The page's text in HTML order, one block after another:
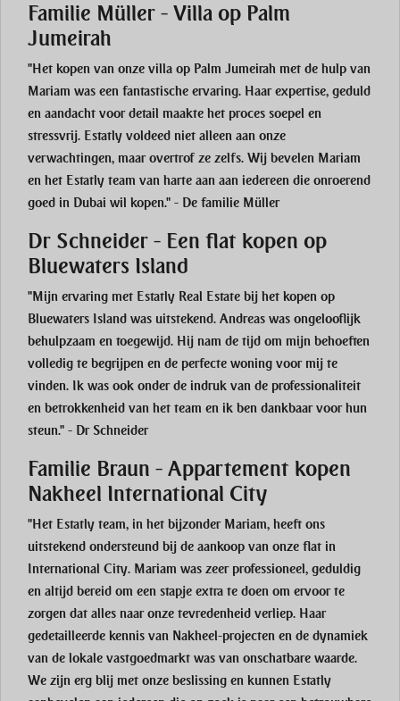
Familie Müller - Villa op Palm
Jumeirah
"Het kopen van onze villa op Palm Jumeirah met de hulp van
Mariam was een fantastische ervaring. Haar expertise, geduld
en aandacht voor detail maakte het proces soepel en
stressvrij. Estatly voldeed niet alleen aan onze
verwachtingen, maar overtrof ze zelfs. Wij bevelen Mariam
en het Estatly team van harte aan aan iedereen die onroerend
goed in Dubai wil kopen." - De familie Müller
Dr Schneider - Een flat kopen op
Bluewaters Island
"Mijn ervaring met Estatly Real Estate bij het kopen op
Bluewaters Island was uitstekend. Andreas was ongelooflijk
behulpzaam en toegewijd. Hij nam de tijd om mijn behoeften
volledig te begrijpen en de perfecte woning voor mij te
vinden. Ik was ook onder de indruk van de professionaliteit
en betrokkenheid van het team en ik ben dankbaar voor hun
steun." - Dr Schneider
Familie Braun - Appartement kopen
Nakheel International City
"Het Estatly team, in het bijzonder Mariam, heeft ons
uitstekend ondersteund bij de aankoop van onze flat in
International City. Mariam was zeer professioneel, geduldig
en altijd bereid om een stapje extra te doen om ervoor te
zorgen dat alles naar onze tevredenheid verliep. Haar
gedetailleerde kennis van Nakheel-projecten en de dynamiek
van de lokale vastgoedmarkt was van onschatbare waarde.
We zijn erg blij met onze beslissing en kunnen Estatly